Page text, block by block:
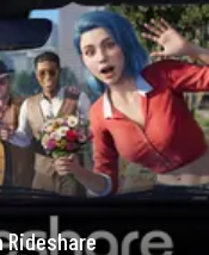
Rideshare